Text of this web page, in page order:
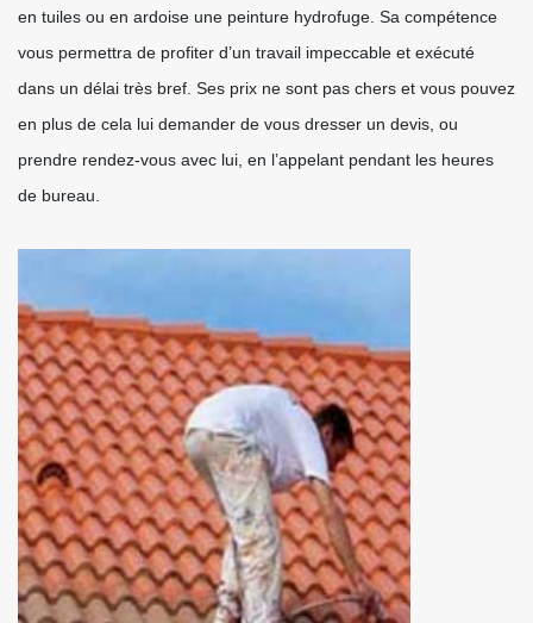
en tuiles ou en ardoise une peinture hydrofuge. Sa compétence
vous permettra de profiter d’un travail impeccable et exécuté
dans un délai très bref. Ses prix ne sont pas chers et vous pouvez
en plus de cela lui demander de vous dresser un devis, ou
prendre rendez-vous avec lui, en l’appelant pendant les heures
de bureau.